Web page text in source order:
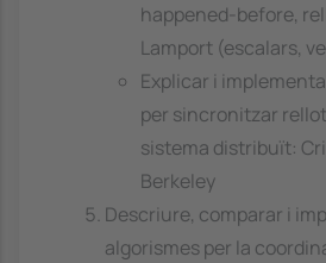
happened-before,
Lamport (escalars,
Explicar i
per sincronitzar
sistema distribuït:
Berkeley
Descriure, comparar i
algorismes per la